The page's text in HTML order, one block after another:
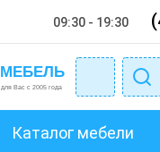
09:30 - 19:30
Каталог мебели